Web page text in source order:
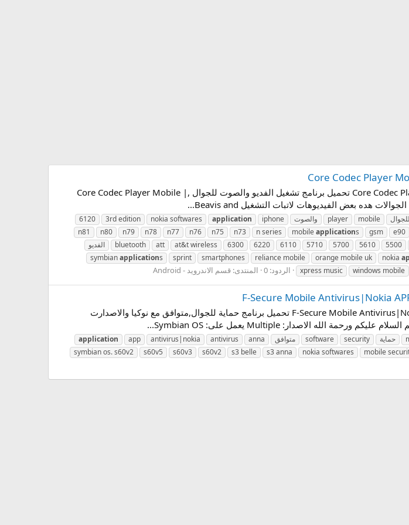
تحميل برنامج تشغيل الفديو والصوت للجوال ,Core Codec Player Mobile | Nokia Application تحميل برنامج تشغيل الفديو والصوت للجوال ,Core Codec Player Mobile |
للجوال mobile
player والصوت iphone
application
nokia softwares
3rd edition
6120
e90
gsm
mobileapplications
n series
n73
n75
n76
n77
n78
n79
n80
n81
5500
5610
5700
5710
6110
6220
6300
at&t wireless
att
bluetooth
الفديو
nokia
orange mobile uk
reliance mobile
smartphones
sprint
symbianapplications
windows mobile
xpress music الردود: 0 المنتدى: قسم الاندرويد - Android
تحميل برنامج حماية للجوال,متوافق مع نوكيا والاصدارت المختلفة2027,F-Secure Mobile Antivirus|Nokia APP تحميل برنامج حماية للجوال,متوافق مع نوكيا والاصدارت
حماية security
software متوافق anna
antivirus
antivirus|nokia
app
application
mobile
nokia softwares
s3 anna
s3 belle
s60v2
s60v3
s60v5
symbian os. s60v2